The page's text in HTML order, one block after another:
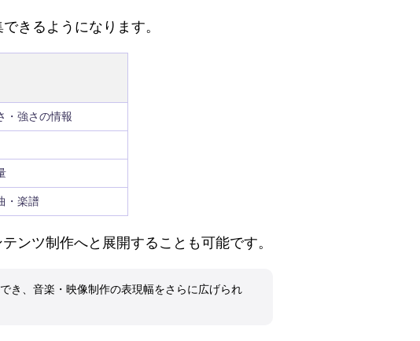
きるようになります。
・強さの情報
・楽譜
ンツ制作へと展開することも可能です。
き、音楽・映像制作の表現幅をさらに広げられ